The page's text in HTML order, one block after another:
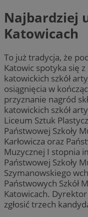
Najbardziej
Katowicach
To już tradycja, że
Katowic spotyka się
katowickich szkół
osiągnięcia w
przyznanie nagród
katowickich szkół
Liceum Sztuk
Państwowej Szkoły
Karłowicza oraz
Muzycznej I stopnia
Państwowej Szkoły
Szymanowskiego
Państwowych Szkół
Katowicach.
zgłosić trzech